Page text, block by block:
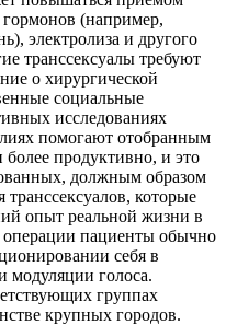
(например,
электролиза и другого
транссексуалы требуют
о хирургической
социальные
исследованиях
помогают отобранным
более продуктивно, и это
должным образом
которые
опыт реальной жизни в
пациенты обычно
себя в
модуляции голоса.
группах
крупных городов.